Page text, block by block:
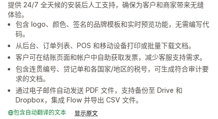
提供 24/7 全天候的安装后人工支持，确保为客户和商家带来无缝
体验。
包含 logo、颜色、签名的品牌模板和实时预览功能，无需编写代
码。
从后台、订单列表、POS 和移动设备打印或批量下载文档。
客户可在结账页面和帐户中自助获取发票，减少客服支持需求。
包含连贯编号、贷记单和各国家/地区的税号，可生成符合审计要
求的文档。
通过电子邮件自动发送 PDF 文件，支持备份至 Drive 和
Dropbox，集成 Flow 并导出 CSV 文件。
包含自动翻译的文本 显示原文